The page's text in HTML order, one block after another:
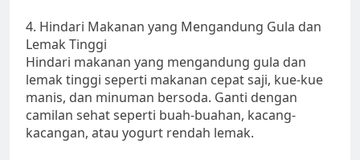
4. Hindari Makanan yang Mengandung Gula dan
Lemak Tinggi
Hindari makanan yang mengandung gula dan
lemak tinggi seperti makanan cepat saji, kue-kue
manis, dan minuman bersoda. Ganti dengan
camilan sehat seperti buah-buahan, kacang-
kacangan, atau yogurt rendah lemak.